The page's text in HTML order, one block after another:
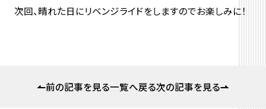
次回、晴れた日にリベンジライドをしますのでお楽しみに！
前の記事を見る一覧へ戻る次の記事を見る